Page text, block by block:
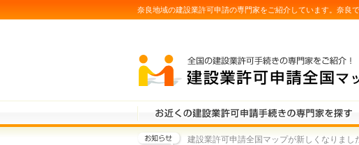
奈良地域の建設業許可申請の専門家をご紹介しています。奈良
建設業許可申請全国マップが新しくなりま